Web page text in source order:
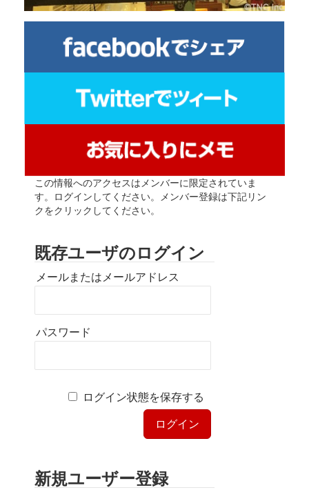
この情報へのアクセスはメンバーに限定されていま
す。ログインしてください。メンバー登録は下記リン
クをクリックしてください。
既存ユーザのログイン
メールまたはメールアドレス
パスワード
ログイン状態を保存する
新規ユーザー登録